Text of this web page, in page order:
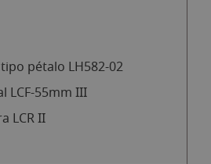
pétalo LH582-02
LCF-55mm III
LCR II